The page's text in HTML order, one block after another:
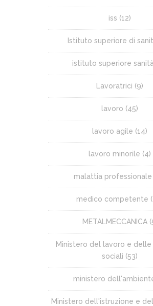
iss (12)
Istituto superiore di
istituto superiore sanità
Lavoratrici (9)
lavoro (45)
lavoro agile (14)
lavoro minorile (4)
malattia professionale
medico competente
METALMECCANICA
Ministero del lavoro e
sociali (53)
ministero
Ministero dell'istruzione e